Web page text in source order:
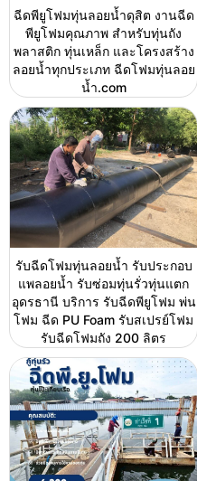
ฉีดพียูโฟมทุ่นลอยน้ำดุสิต งานฉีด
พียูโฟมคุณภาพ สำหรับทุ่นถัง
พลาสติก ทุ่นเหล็ก และโครงสร้าง
ลอยน้ำทุกประเภท ฉีดโฟมทุ่นลอย
น้ำ.com
รับฉีดโฟมทุ่นลอยน้ำ รับประกอบ
แพลอยน้ำ รับซ่อมทุ่นรั่วทุ่นแตก
อุดรธานี บริการ รับฉีดพียูโฟม พ่น
โฟม ฉีด PU Foam รับสเปรย์โฟม
รับฉีดโฟมถัง 200 ลิตร